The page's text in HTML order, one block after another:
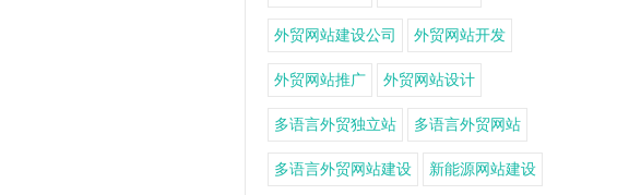
外贸网站建设公司 外贸网站开发
外贸网站推广 外贸网站设计
多语言外贸独立站 多语言外贸网站
多语言外贸网站建设 新能源网站建设